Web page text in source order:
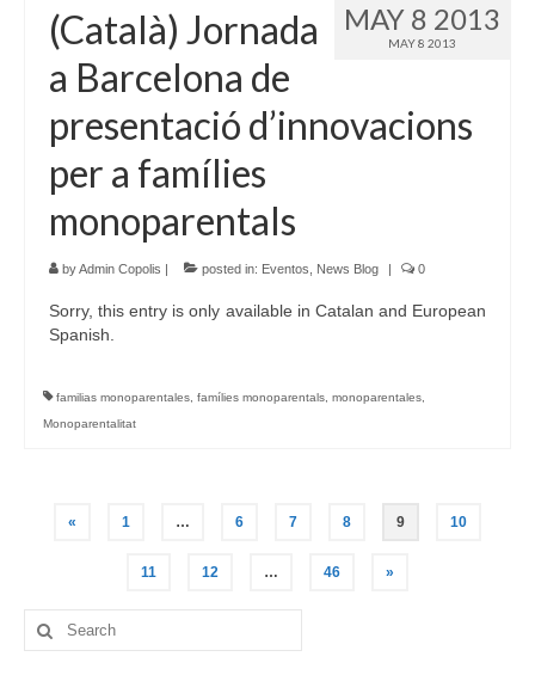
MAY 8 2013
MAY 8 2013
(Català) Jornada
a Barcelona de
presentació d’innovacions
per a famílies
monoparentals
byAdmin Copolis | posted in: Eventos News Blog | 0
Sorry, this entry is only available in Catalan and European
Spanish.
familias monoparentales famílies monoparentals monoparentales
Monoparentalitat
Posts
navigation
« 1 … 6 7 8 9 10
11 12 … 46 »
Search
for: